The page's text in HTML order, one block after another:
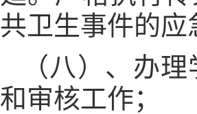
共卫生事件的
（八）、 办理
和审核工作；